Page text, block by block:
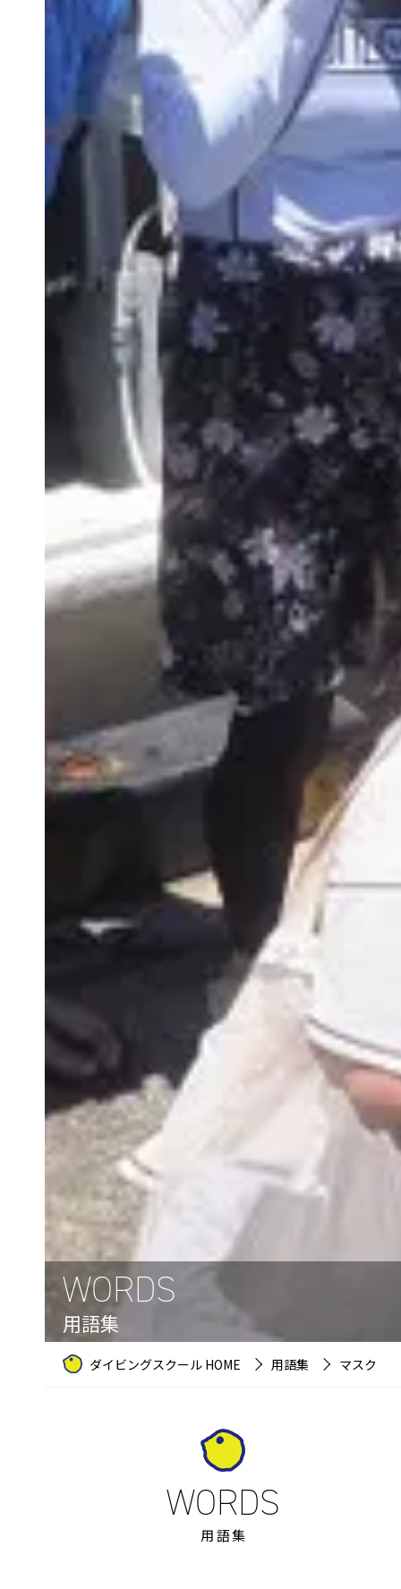
WORDS
用語集
ダイビングスクール HOME 用語集 マスク
用語集